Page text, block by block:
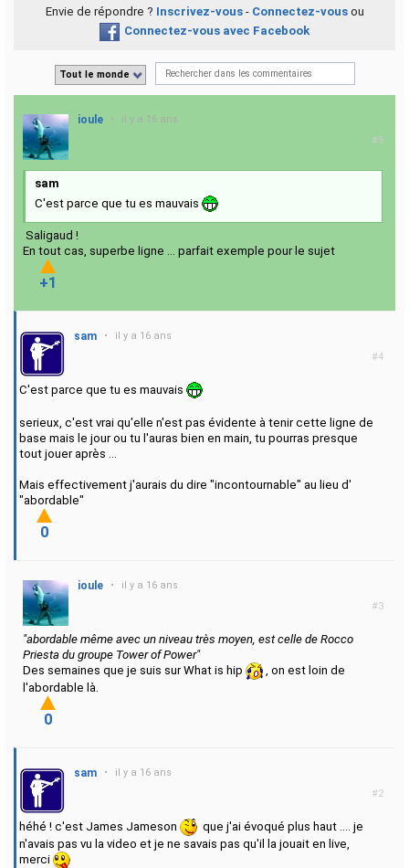
Envie de répondre ? Inscrivez-vous- Connectez-vousou
Connectez-vous avec Facebook
Tout le monde
#5
ioule • il y a 16 ans
sam
C'est parce que tu es mauvais
Saligaud !
En tout cas, superbe ligne ... parfait exemple pour le sujet
+1
#4
sam • il y a 16 ans
C'est parce que tu es mauvais
serieux, c'est vrai qu'elle n'est pas évidente à tenir cette ligne de
base mais le jour ou tu l'auras bien en main, tu pourras presque
tout jouer après ...
Mais effectivement j'aurais du dire "incontournable" au lieu d'
"abordable"
0
#3
ioule • il y a 16 ans
"abordable même avec un niveau très moyen, est celle de Rocco
Priesta du groupe Tower of Power"
Des semaines que je suis sur What is hip
, on est loin de
l'abordable là.
0
#2
sam • il y a 16 ans
héhé ! c'est James Jameson
que j'ai évoqué plus haut .... je
n'avais pas vu la video et je ne savais pas qu'il la jouait en live,
merci